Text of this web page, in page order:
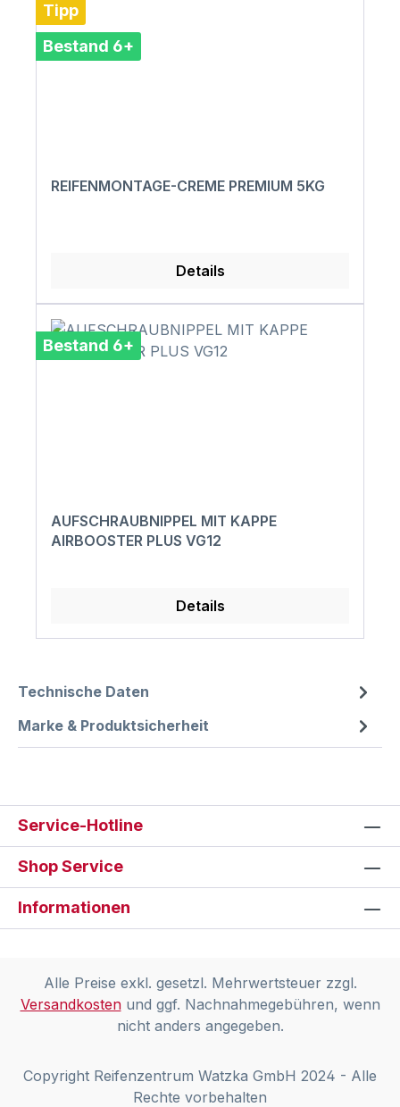
Tipp
Bestand 6+
REIFENMONTAGE-CREME PREMIUM 5KG
Details
Bestand 6+
AUFSCHRAUBNIPPEL MIT KAPPE
AIRBOOSTER PLUS VG12
Details
Technische Daten
Marke & Produktsicherheit
Service-Hotline
Shop Service
Informationen
Alle Preise exkl. gesetzl. Mehrwertsteuer zzgl.
Versandkostenund ggf. Nachnahmegebühren, wenn
nicht anders angegeben.
Copyright Reifenzentrum Watzka GmbH 2024 - Alle
Rechte vorbehalten